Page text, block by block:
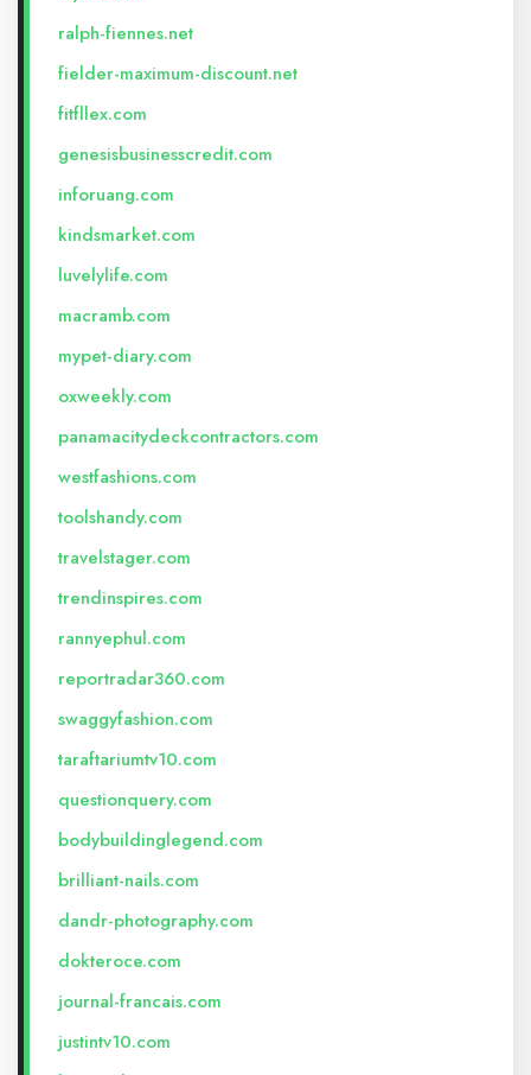
ralph-fiennes.net
fielder-maximum-discount.net
fitfllex.com
genesisbusinesscredit.com
inforuang.com
kindsmarket.com
luvelylife.com
macramb.com
mypet-diary.com
oxweekly.com
panamacitydeckcontractors.com
westfashions.com
toolshandy.com
travelstager.com
trendinspires.com
rannyephul.com
reportradar360.com
swaggyfashion.com
taraftariumtv10.com
questionquery.com
bodybuildinglegend.com
brilliant-nails.com
dandr-photography.com
dokteroce.com
journal-francais.com
justintv10.com